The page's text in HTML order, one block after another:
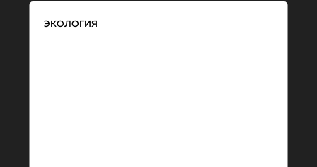
ЭКОЛОГИЯ